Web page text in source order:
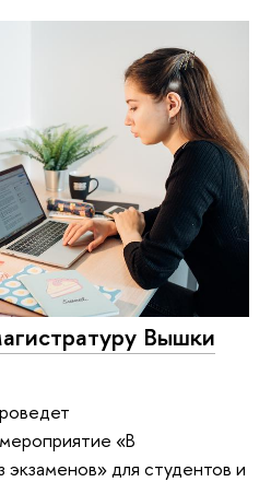
Вышки
«В
экзаменов» для студентов и